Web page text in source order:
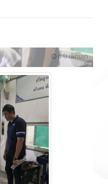
8 ปี ที่ผ่านมา